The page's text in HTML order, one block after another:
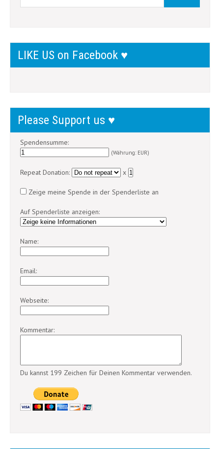
LIKE US on Facebook ♥
Please Support us ♥
Spendensumme:
(Währung: EUR)
Repeat Donation: x
Zeige meine Spende in der Spenderliste an
Auf Spenderliste anzeigen:
Name:
Email:
Webseite:
Kommentar:
Du kannst 199 Zeichen für Deinen Kommentar verwenden.